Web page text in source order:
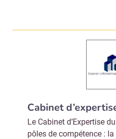
Cabinet
Le Cabinet d’Expertise
pôles de compétence :